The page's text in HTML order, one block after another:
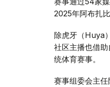
2025年阿布扎
除虎牙（Huya
社区主播也借
统体育赛事。
赛事组委会主